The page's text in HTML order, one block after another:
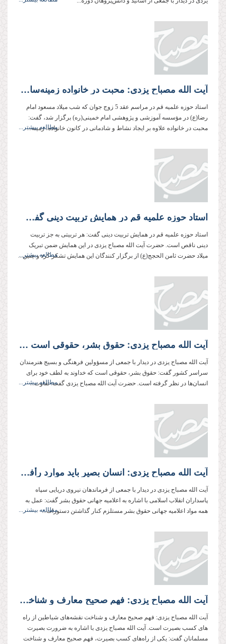
آیت الله مصباح یزدی: محبت در خانواده زمینه‌ساز انجام وظایف دینی است
استاد حوزه علمیه قم در مراسم عقد 5 زوج جوان که شب میلاد مسعود امام
رضا(ع) در مؤسسه آموزشی و پژوهشی امام خمینی(ره) برگزار شد، گفت:
محبت در خانواده علاوه بر ایجاد نشاط و شادمانی در کانون خانواده، زمینه...
مطالعه بیشتر...
استاد حوزه علمیه قم در همایش تربیت دینی گفت: هر تربیتی به جز تربیت دینی ناقص است.
استاد حوزه علمیه قم در همایش تربیت دینی گفت: هر تربیتی به جز تربیت
دینی ناقص است. حضرت آیت الله مصباح یزدی در این همایش ضمن تبریک
میلاد حضرت ثامن الحجج(ع) از برگزار کنندگان این همایش تشکر كرد و چنین...
مطالعه بیشتر...
آیت الله مصباح یزدی: حقوق بشر، حقوقی است كه خداوند برای بشر معین كرده، نه اعلامیه حقوق بشر.
آیت الله مصباح یزدی در دیدار با جمعی از مسؤولین فرهنگی و بسیج هنرمندان
سراسر كشور گفت: حقوق بشر، حقوقی است كه خداوند به لطف خود برای
انسان‌ها در نظر گرفته است. حضرت آیت الله مصباح یزدی گفت: تفاوت...
مطالعه بیشتر...
آیت الله مصباح یزدی: انسان بصیر باید موارد رأفت و خشونت را بشناسد
آیت الله مصباح یزدی در دیدار با جمعی از فرماندهان نیروی دریایی سپاه
پاسداران انقلاب اسلامی با اشاره به اعلامیه جهانی حقوق بشر گفت: عمل به
همه مواد اعلامیه جهانی حقوق بشر مستلزم كنار گذاشتن دستورات...مطالعه بیشتر...
آیت الله مصباح یزدی: فهم صحیح معارف و شناخت نقشه‌های شیاطین از راه های كسب بصیرت است.
آیت الله مصباح یزدی: فهم صحیح معارف و شناخت نقشه‌های شیاطین از راه
های كسب بصیرت است. آیت الله مصباح یزدی با اشاره به ضرورت بصیرت
مسلمانان گفت: یكی از راه‌های كسب بصیرت، فهم صحیح معارف و شناخت